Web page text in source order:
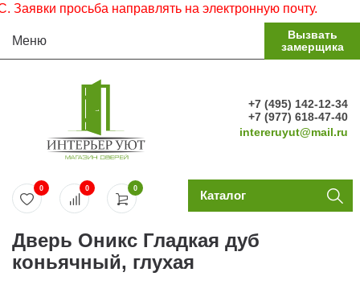
просьба направлять на электронную почту.
Меню
Вызвать
замерщика
+7 (495) 142-12-34
+7 (977) 618-47-40
intereruyut@mail.ru
0
0 0 Каталог
Дверь Оникс Гладкая дуб
коньячный, глухая